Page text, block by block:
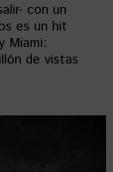
con un
es un hit
Miami:
de vistas